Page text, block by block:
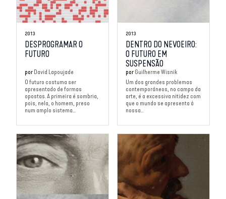
2013
DESPROGRAMAR O
FUTURO
por David Lapoujade
O futuro costuma ser
apresentado de formas
opostas. A primeira é sombria,
pois, nela, o homem, preso
num amplo sistema...
2013
DENTRO DO NEVOEIRO:
O FUTURO EM
SUSPENSÃO
por Guilherme Wisnik
Um dos grandes problemas
contemporâneos, no campo da
arte, é a excessiva nitidez com
que o mundo se apresenta à
nossa...